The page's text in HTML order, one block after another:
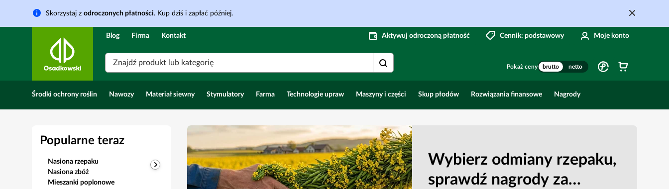
Skorzystaj z odroczonych płatności. Kup dziś i zapłać później.
Blog Firma Kontakt Aktywuj odroczoną płatność Cennik: podstawowy Moje konto
Znajdź produkt lub kategorię Pokaż ceny brutto netto
Środki ochrony roślin Nawozy Materiał siewny Stymulatory Farma Technologie upraw Maszyny i części Skup płodów Rozwiązania finansowe Nagrody
Wybierz odmiany rzepaku,
sprawdź nagrody za
Popularne teraz
Nasiona rzepaku
Nasiona zbóż
Mieszanki poplonowe